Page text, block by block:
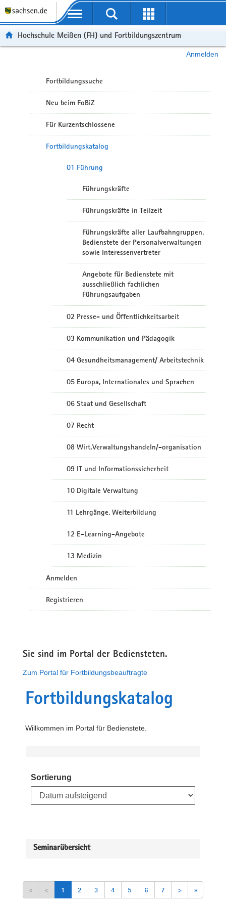
Portalübergreifende Navigation
Hochschule Meißen (FH) und Fortbildungszentrum
Anmelden
Fortbildungssuche
Neu beim FoBiZ
Für Kurzentschlossene
Fortbildungskatalog
01 Führung
Führungskräfte
Führungskräfte in Teilzeit
Führungskräfte aller Laufbahngruppen,
Bedienstete der Personalverwaltungen
sowie Interessenvertreter
Angebote für Bedienstete mit
ausschließlich fachlichen
Führungsaufgaben
02 Presse- und Öffentlichkeitsarbeit
03 Kommunikation und Pädagogik
04 Gesundheitsmanagement/ Arbeitstechnik
05 Europa, Internationales und Sprachen
06 Staat und Gesellschaft
07 Recht
08 Wirt.Verwaltungshandeln/-organisation
09 IT und Informationssicherheit
10 Digitale Verwaltung
11 Lehrgänge, Weiterbildung
12 E-Learning-Angebote
13 Medizin
Anmelden
Registrieren
Sie sind im Portal der Bediensteten.
Zum Portal für Fortbildungsbeauftragte
Fortbildungskatalog
Willkommen im Portal für Bedienstete.
Sortierung
Seminarübersicht
« < 1 2 3 4 5 6 7 > »